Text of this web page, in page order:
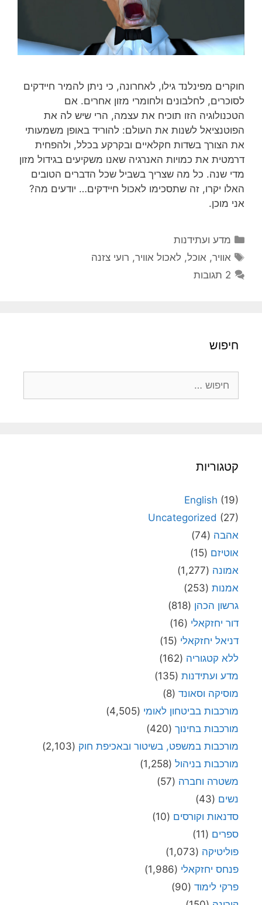
חוקרים מפינלנד גילו, לאחרונה, כי ניתן להמיר חיידקים
לסוכרים, לחלבונים ולחומרי מזון אחרים. אם
הטכנולוגיה הזו תוכיח את עצמה, הרי שיש לה את
הפוטנציאל לשנות את העולם: להוריד באופן משמעותי
את הצורך בשדות חקלאיים ובקרקע בכלל, ולהפחית
דרמטית את כמויות האנרגיה שאנו משקיעים בגידול מזון
מדי שנה. כל מה שצריך בשביל שכל הדברים הטובים
האלו יקרו, זה שתסכימו לאכול חיידקים… יודעים מה?
אני מוכן.
קטגוריות
מדע ועתידנות
תגיות
אוויר, אוכל, לאכול אוויר, רועי צזנה
2 תגובות
חיפוש
קטגוריות
English (19)
Uncategorized (27)
אהבה (74)
אוטיזם (15)
אמונה (1,277)
אמנות (253)
גרשון הכהן (818)
דור יחזקאלי (16)
דניאל יחזקאלי (15)
ללא קטגוריה (162)
מדע ועתידנות (135)
מוסיקה וסאונד (8)
מורכבות בביטחון לאומי (4,505)
מורכבות בחינוך (420)
מורכבות במשפט, בשיטור ובאכיפת חוק (2,103)
מורכבות בניהול (1,258)
משטרה וחברה (57)
נשים (43)
סדנאות וקורסים (10)
ספרים (11)
פוליטיקה (1,073)
פנחס יחזקאלי (1,986)
פרקי לימוד (90)